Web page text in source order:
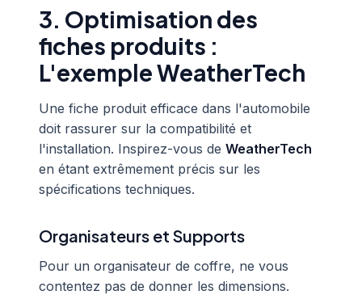
3. Optimisation des
fiches produits :
L'exemple WeatherTech
Une fiche produit efficace dans l'automobile
doit rassurer sur la compatibilité et
l'installation. Inspirez-vous de WeatherTech
en étant extrêmement précis sur les
spécifications techniques.
Organisateurs et Supports
Pour un organisateur de coffre, ne vous
contentez pas de donner les dimensions.